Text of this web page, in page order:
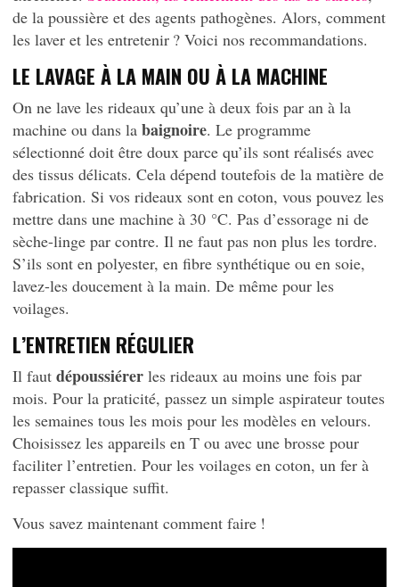
de la poussière et des agents pathogènes. Alors, comment
les laver et les entretenir ? Voici nos recommandations.
LE LAVAGE À LA MAIN OU À LA MACHINE
On ne lave les rideaux qu’une à deux fois par an à la
machine ou dans la baignoire. Le programme
sélectionné doit être doux parce qu’ils sont réalisés avec
des tissus délicats. Cela dépend toutefois de la matière de
fabrication. Si vos rideaux sont en coton, vous pouvez les
mettre dans une machine à 30 °C. Pas d’essorage ni de
sèche-linge par contre. Il ne faut pas non plus les tordre.
S’ils sont en polyester, en fibre synthétique ou en soie,
lavez-les doucement à la main. De même pour les
voilages.
L’ENTRETIEN RÉGULIER
Il faut dépoussiérer les rideaux au moins une fois par
mois. Pour la praticité, passez un simple aspirateur toutes
les semaines tous les mois pour les modèles en velours.
Choisissez les appareils en T ou avec une brosse pour
faciliter l’entretien. Pour les voilages en coton, un fer à
repasser classique suffit.
Vous savez maintenant comment faire !